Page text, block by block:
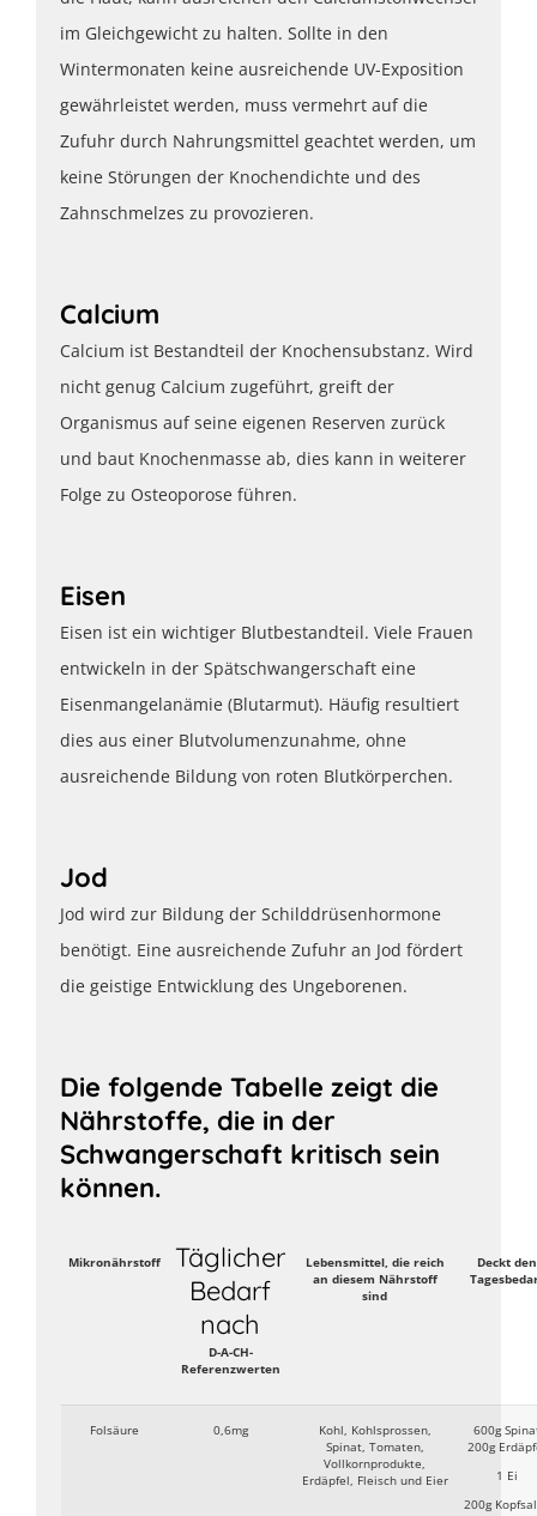
im Gleichgewicht zu halten. Sollte in den
Wintermonaten keine ausreichende UV-Exposition
gewährleistet werden, muss vermehrt auf die
Zufuhr durch Nahrungsmittel geachtet werden, um
keine Störungen der Knochendichte und des
Zahnschmelzes zu provozieren.
Calcium
Calcium ist Bestandteil der Knochensubstanz. Wird
nicht genug Calcium zugeführt, greift der
Organismus auf seine eigenen Reserven zurück
und baut Knochenmasse ab, dies kann in weiterer
Folge zu Osteoporose führen.
Eisen
Eisen ist ein wichtiger Blutbestandteil. Viele Frauen
entwickeln in der Spätschwangerschaft eine
Eisenmangelanämie (Blutarmut). Häufig resultiert
dies aus einer Blutvolumenzunahme, ohne
ausreichende Bildung von roten Blutkörperchen.
Jod
Jod wird zur Bildung der Schilddrüsenhormone
benötigt. Eine ausreichende Zufuhr an Jod fördert
die geistige Entwicklung des Ungeborenen.
Die folgende Tabelle zeigt die
Nährstoffe, die in der
Schwangerschaft kritisch sein
können.
Mikronährstoff
Täglicher
Bedarf
nach
D-A-CH-
Referenzwerten
Lebensmittel, die reich
an diesem Nährstoff
sind
Deckt den
Folsäure 0,6mg
Kohl, Kohlsprossen,
Spinat, Tomaten,
Vollkornprodukte,
Erdäpfel, Fleisch und Eier
600g
200g
1 Ei
200g